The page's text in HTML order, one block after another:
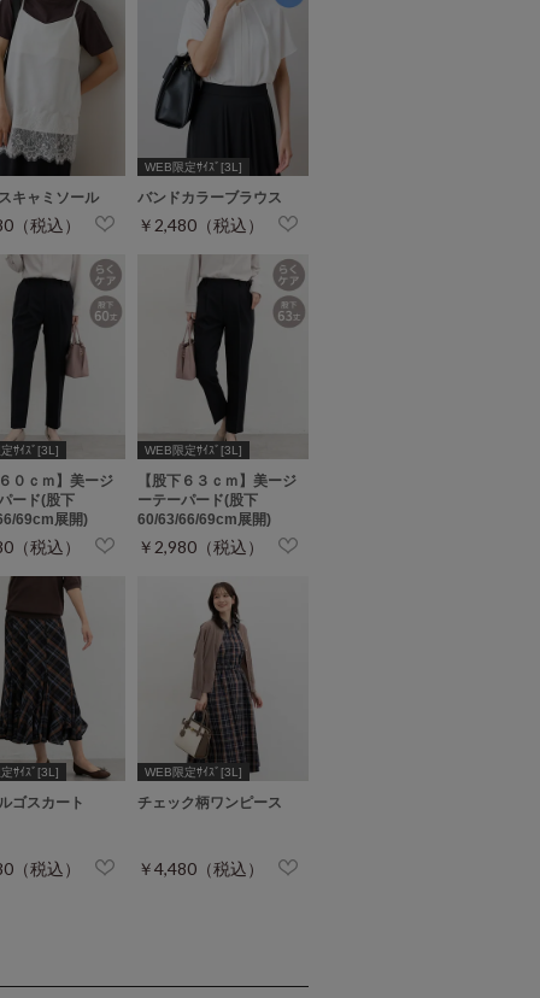
キャミソール
（税込）
WEB限定ｻｲｽﾞ[3L]
バンドカラーブラウス
￥2,480（税込）
ｻｲｽﾞ[3L]
６０ｃｍ】美ージ
ード(股下
69cm展開)
（税込）
WEB限定ｻｲｽﾞ[3L]
【股下６３ｃｍ】美ージ
ーテーパード(股下
60/63/66/69cm展開)
￥2,980（税込）
ｻｲｽﾞ[3L]
ゴスカート
（税込）
WEB限定ｻｲｽﾞ[3L]
チェック柄ワンピース
￥4,480（税込）